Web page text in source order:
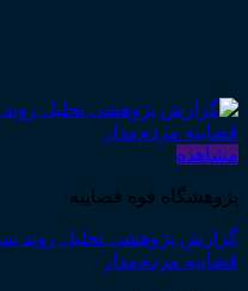
مشاهده
پژوهشگاه قوه قضاییه
گزارش پژوهشی تحلیل روند
قضاییه مردم‌مدار